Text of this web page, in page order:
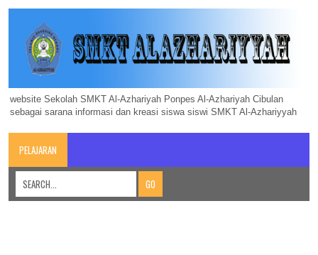
website Sekolah SMKT Al-Azhariyah Ponpes Al-Azhariyah Cibulan
sebagai sarana informasi dan kreasi siswa siswi SMKT Al-Azhariyyah
PELAJARAN